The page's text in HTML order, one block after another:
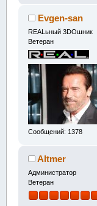
Evgen-san
REALьный 3DOшник
Ветеран
Сообщений: 1378
Altmer
Администратор
Ветеран